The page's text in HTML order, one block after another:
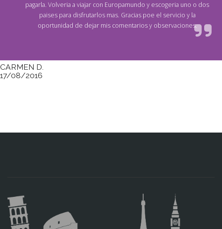
pagarla. Volveria a viajar con Europamundo y escogeria uno o dos
paises para disfrutarlos mas. Gracias poe el servicio y la
oportunidad de dejar mis comentarios y observaciones.
CARMEN D.
17/08/2016